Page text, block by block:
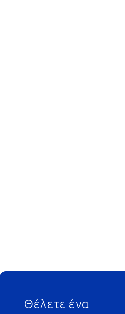
Footer
Θέλετε ένα